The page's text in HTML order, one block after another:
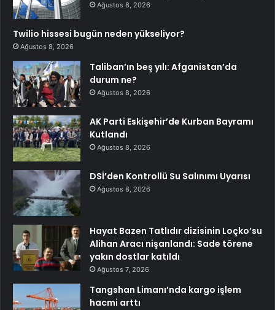
Ağustos 8, 2026
Twilio hissesi bugün neden yükseliyor?
Ağustos 8, 2026
Taliban’ın beş yılı: Afganistan’da
durum ne?
Ağustos 8, 2026
AK Parti Eskişehir’de Kurban Bayramı
Kutlandı
Ağustos 8, 2026
DSİ’den Kontrollü Su Salınımı Uyarısı
Ağustos 8, 2026
Hayat Bazen Tatlıdır dizisinin Loçko’su
Alihan Aracı nişanlandı: Sade törene
yakın dostlar katıldı
Ağustos 7, 2026
Tangshan Limanı’nda kargo işlem
hacmi arttı